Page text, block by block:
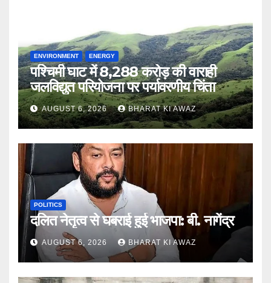
ENVIRONMENT ENERGY
पश्चिमी घाट में 8,288 करोड़ की वाराही
जलविद्युत परियोजना पर पर्यावरणीय चिंता
AUGUST 6, 2026 BHARAT KI AWAZ
POLITICS
दलित नेतृत्व से घबराई हुई भाजपा: बी. नागेंद्र
AUGUST 6, 2026 BHARAT KI AWAZ